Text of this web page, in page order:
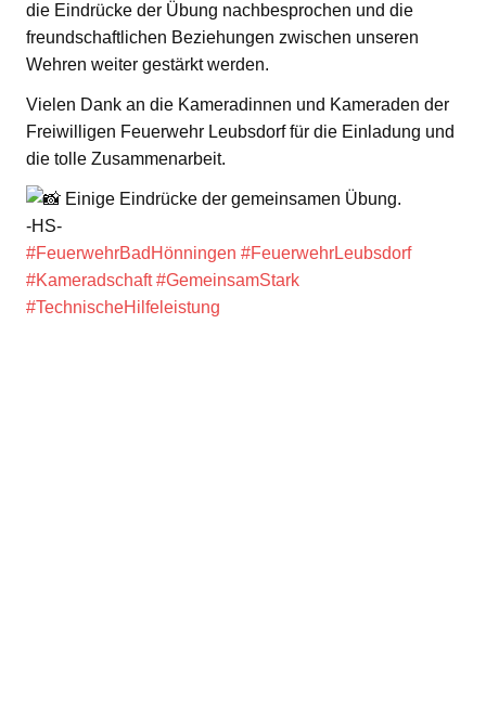
die Eindrücke der Übung nachbesprochen und die
freundschaftlichen Beziehungen zwischen unseren
Wehren weiter gestärkt werden.
Vielen Dank an die Kameradinnen und Kameraden der
Freiwilligen Feuerwehr Leubsdorf für die Einladung und
die tolle Zusammenarbeit.
Einige Eindrücke der gemeinsamen Übung.
-HS-
#FeuerwehrBadHönningen #FeuerwehrLeubsdorf
#Kameradschaft #GemeinsamStark
#TechnischeHilfeleistung